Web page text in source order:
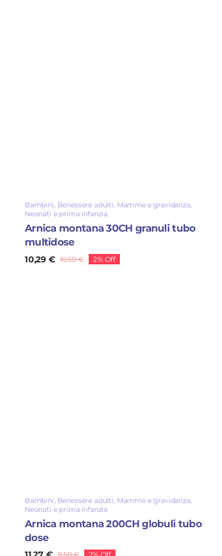
Bambini, Benessere adulti, Mamme e gravidanza,
Neonati e prima infanzia
Arnica montana 30CH granuli tubo
multidose
10,50€Il
10,29 €
Il
2% Off
Bambini, Benessere adulti, Mamme e gravidanza,
Neonati e prima infanzia
Arnica montana 200CH globuli tubo
dose